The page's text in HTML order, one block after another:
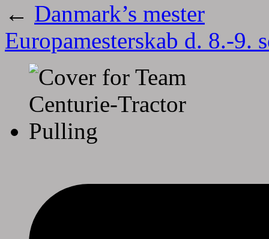
← Danmark’s mester
Europamesterskab d. 8.-9.